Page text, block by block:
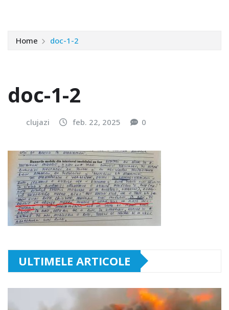
Home doc-1-2
doc-1-2
clujazi feb. 22, 2025 0
ULTIMELE ARTICOLE